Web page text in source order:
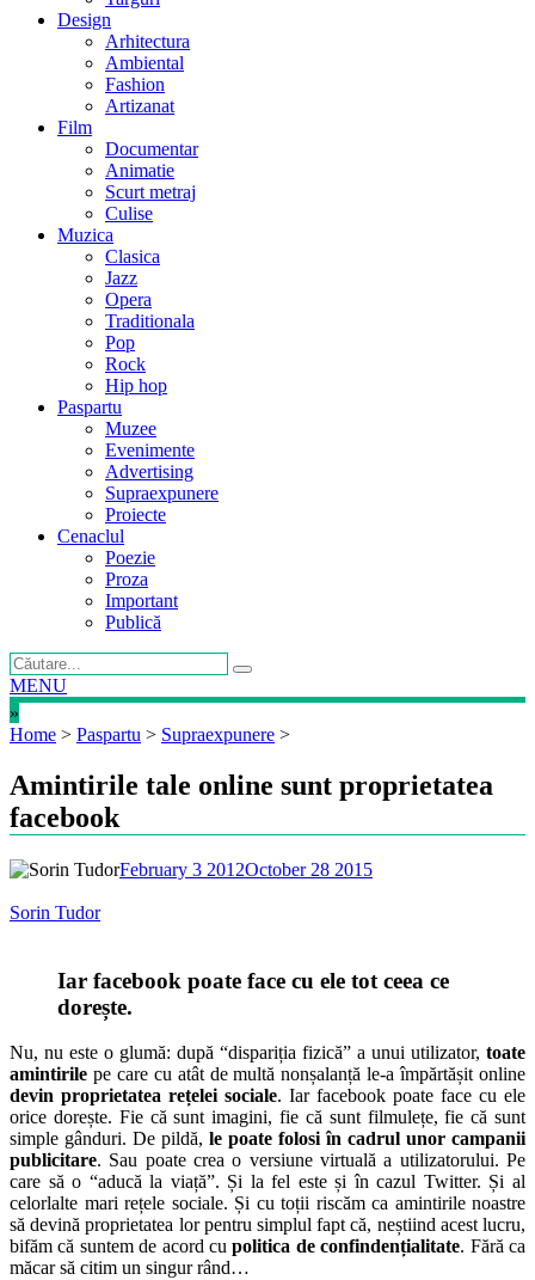
Design
Arhitectura
Ambiental
Fashion
Artizanat
Film
Documentar
Animatie
Scurt metraj
Culise
Muzica
Clasica
Jazz
Opera
Traditionala
Pop
Rock
Hip hop
Paspartu
Muzee
Evenimente
Advertising
Supraexpunere
Proiecte
Cenaclul
Poezie
Proza
Important
Publică
MENU
»
Home > Paspartu > Supraexpunere >
Amintirile tale online sunt proprietatea
facebook
February 3 2012October 28 2015
Sorin Tudor
Iar facebook poate face cu ele tot ceea ce
dorește.
Nu, nu este o glumă: după “dispariția fizică” a unui utilizator, toate
amintirile pe care cu atât de multă nonșalanță le-a împărtășit online
devin proprietatea rețelei sociale. Iar facebook poate face cu ele
orice dorește. Fie că sunt imagini, fie că sunt filmulețe, fie că sunt
simple gânduri. De pildă, le poate folosi în cadrul unor campanii
publicitare. Sau poate crea o versiune virtuală a utilizatorului. Pe
care să o “aducă la viață”. Și la fel este și în cazul Twitter. Și al
celorlalte mari rețele sociale. Și cu toții riscăm ca amintirile noastre
să devină proprietatea lor pentru simplul fapt că, neștiind acest lucru,
bifăm că suntem de acord cupolitica de confindențialitate. Fără ca
măcar să citim un singur rând…